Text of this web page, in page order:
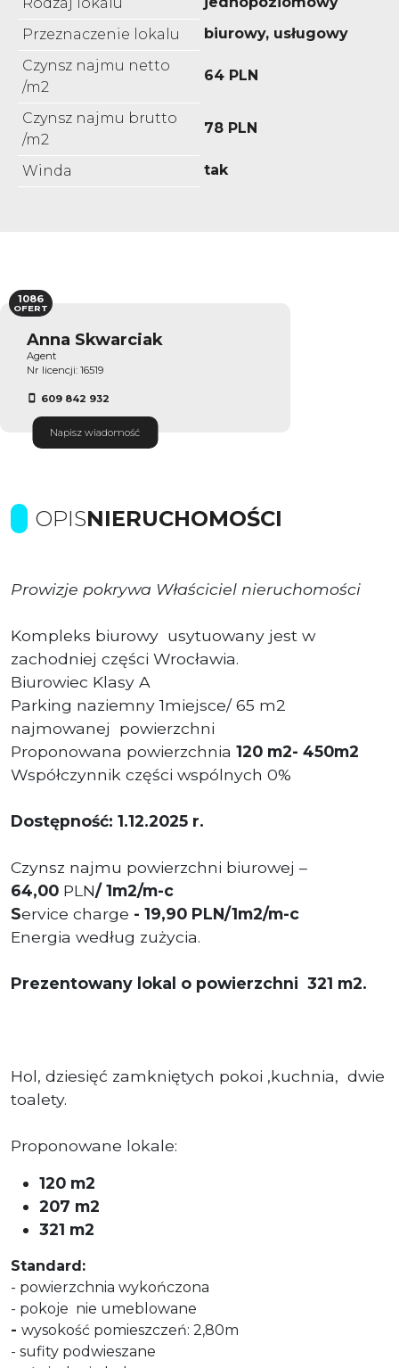
Przeznaczenie lokalu
biurowy, usługowy
Czynsz najmu netto
/m2
64 PLN
Czynsz najmu brutto
/m2
78 PLN
Winda tak
Anna Skwarciak
Agent
Nr licencji: 16519
609 842 932
Napisz wiadomość
1086
OFERT
OPISNIERUCHOMOŚCI
Prowizje pokrywa Właściciel nieruchomości
Kompleks biurowy usytuowany jest w
zachodniej części Wrocławia.
Biurowiec Klasy A
Parking naziemny 1miejsce/ 65 m2
najmowanej
powierzchni
Proponowana powierzchnia 120 m2- 450m2
Współczynnik części wspólnych 0%
Dostępność: 1.12.2025 r.
Czynsz najmu powierzchni biurowej –
64,00 PLN/ 1m2/m-c
Service charge - 19,90 PLN/1m2/m-c
Energia według zużycia.
Prezentowany lokal o powierzchni 321 m2.
Hol, dziesięć zamkniętych pokoi ,kuchnia, dwie
toalety.
Proponowane lokale:
120 m2
207 m2
321 m2
Standard:
- powierzchnia wykończona
- pokoje nie umeblowane
- wysokość pomieszczeń: 2,80m
- sufity podwieszane